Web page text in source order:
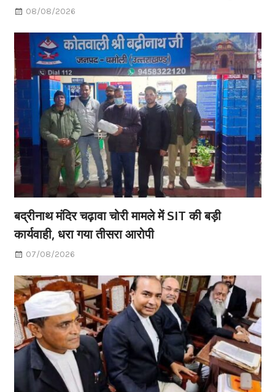
08/08/2026
बद्रीनाथ मंदिर चढ़ावा चोरी मामले में SIT की बड़ी
कार्यवाही, धरा गया तीसरा आरोपी
07/08/2026